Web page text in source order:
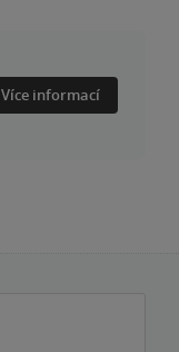
Více informací